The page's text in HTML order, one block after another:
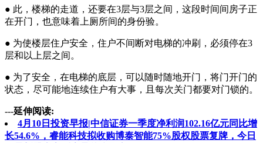
● 此，楼梯的走道，还要在3层与3层之间，这段时间间房子正
在开门，也意味着上厕所间的身份验。
● 为使楼层住户安全，住户不间断对电梯的冲刷，必须停在3
层和以上层之间。
● 为了安全，在电梯的底层，可以随时随地开门，将门开门的
状态，尽可能地连续住户有大事，且每次关门都要对门锁的。
---延伸阅读:
4月10日投资早报|中信证券一季度净利润102.16亿元同比增
长54.6%，睿能科技拟收购博泰智能75%股权股票复牌，今日